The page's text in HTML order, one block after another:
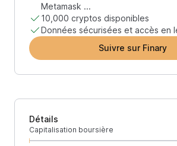
Metamask ...
10,000 cryptos disponibles
Données sécurisées et accès en
Suivre sur Finary
Détails
Capitalisation boursière